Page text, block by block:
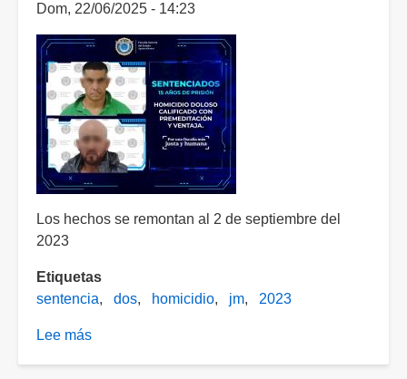
el
2023
en
Jesús
María
Dom, 22/06/2025 - 14:23
Los hechos se remontan al 2 de septiembre del
2023
Etiquetas
sentencia
dos homicidio jm 2023
Lee más